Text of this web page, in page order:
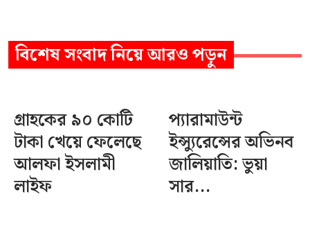
বিশেষ সংবাদনিয়ে আরও পড়ুন
গ্রাহকের ৯০ কোটি
টাকা খেয়ে ফেলেছে
আলফা ইসলামী
লাইফ
প্যারামাউন্ট
ইন্স্যুরেন্সের অভিনব
জালিয়াতি: ভুয়া
সার...